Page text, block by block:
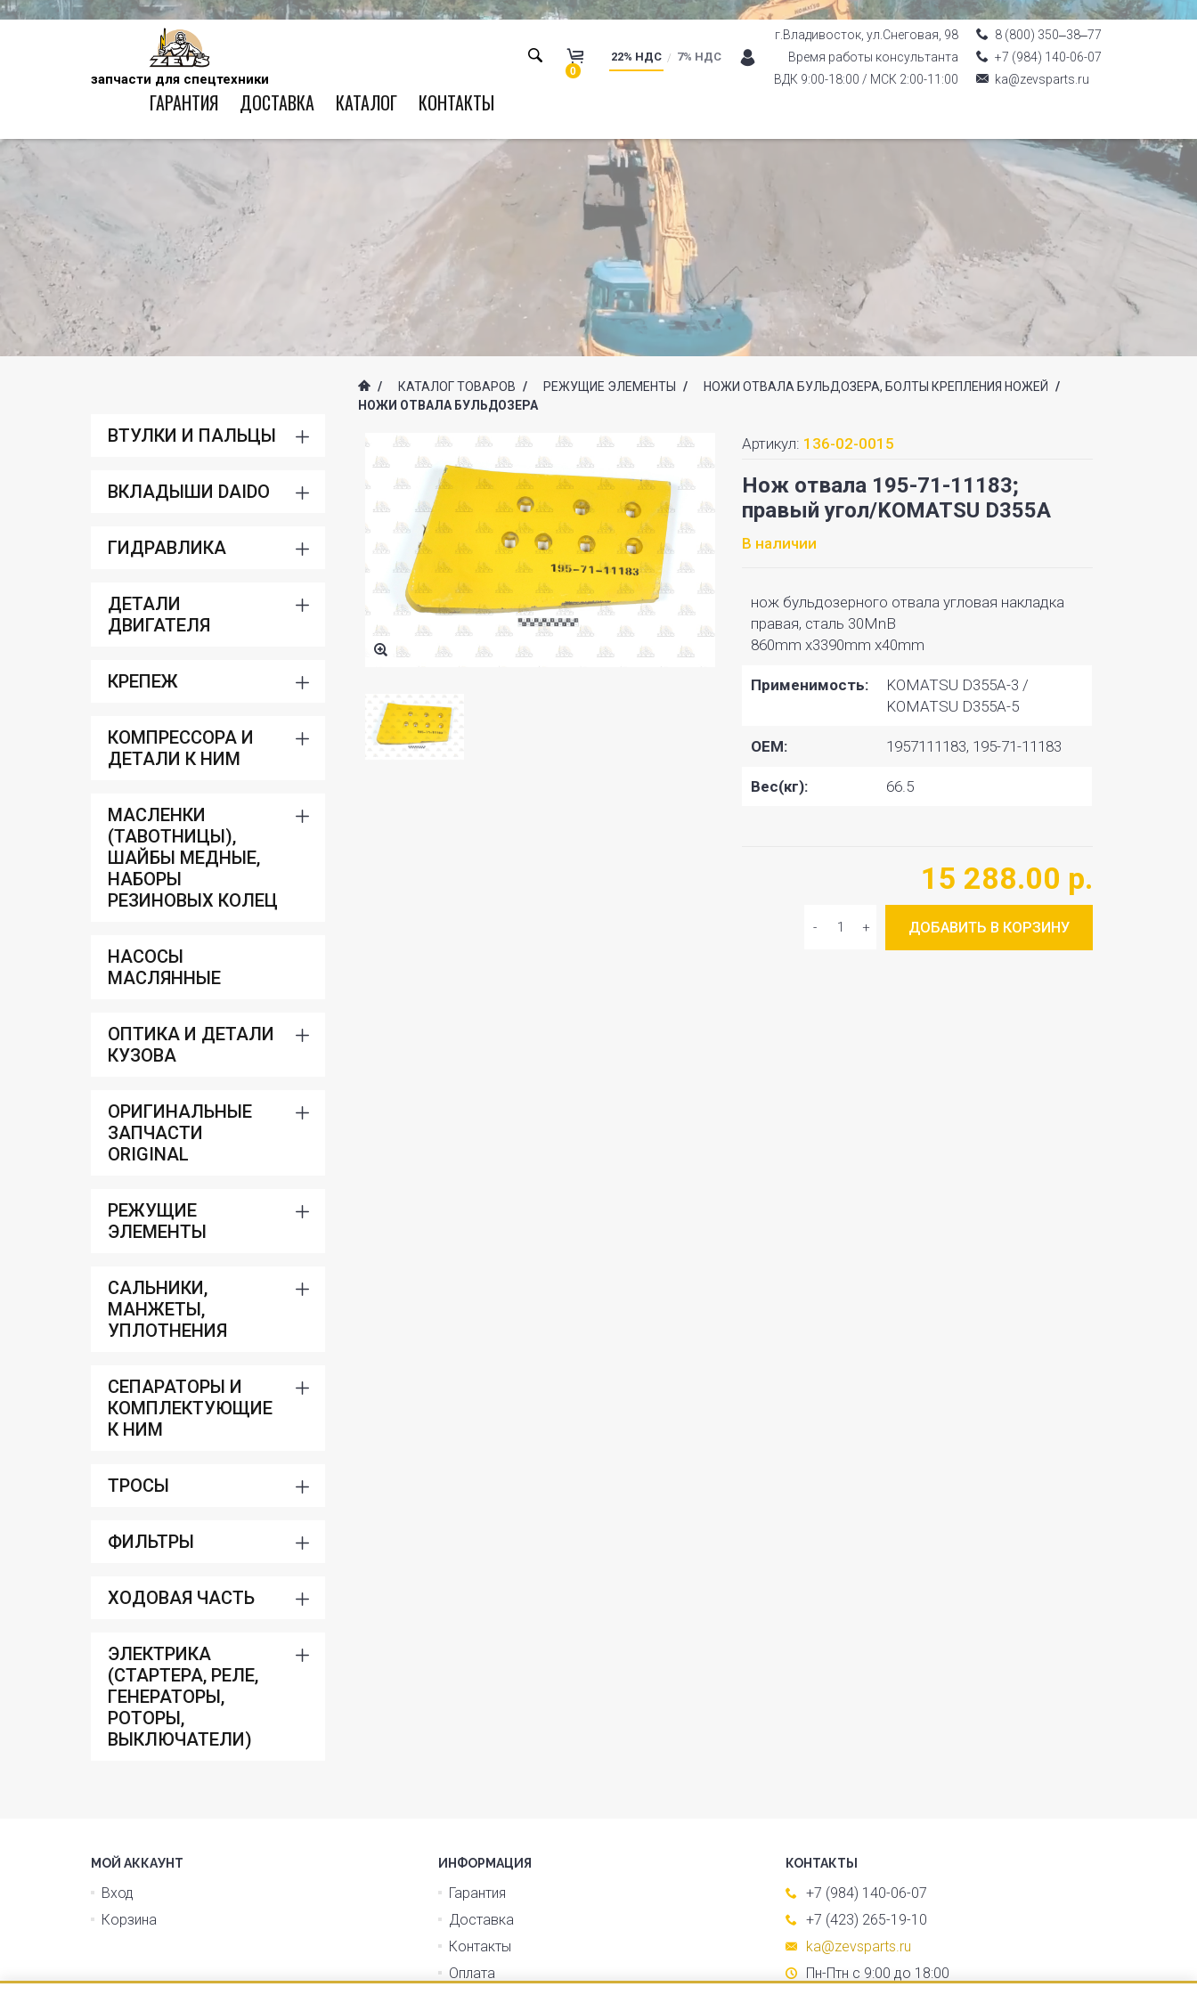
г.Владивосток, ул.Снеговая, 98
Время работы консультанта
ВДК 9:00-18:00 / МСК 2:00-11:00
8 (800) 350‒38‒77
+7 (984) 140-06-07
ka@zevsparts.ru
22% НДС 7% НДС
0
запчасти для спецтехники
ГАРАНТИЯ ДОСТАВКА КАТАЛОГ КОНТАКТЫ
ВТУЛКИ И ПАЛЬЦЫ
ВКЛАДЫШИ DAIDO
ГИДРАВЛИКА
ДЕТАЛИ
ДВИГАТЕЛЯ
КРЕПЕЖ
КОМПРЕССОРА И
ДЕТАЛИ К НИМ
МАСЛЕНКИ
(ТАВОТНИЦЫ),
ШАЙБЫ МЕДНЫЕ,
НАБОРЫ
РЕЗИНОВЫХ КОЛЕЦ
НАСОСЫ
МАСЛЯННЫЕ
ОПТИКА И ДЕТАЛИ
КУЗОВА
ОРИГИНАЛЬНЫЕ
ЗАПЧАСТИ
ORIGINAL
РЕЖУЩИЕ
ЭЛЕМЕНТЫ
САЛЬНИКИ,
МАНЖЕТЫ,
УПЛОТНЕНИЯ
СЕПАРАТОРЫ И
КОМПЛЕКТУЮЩИЕ
К НИМ
ТРОСЫ
ФИЛЬТРЫ
ХОДОВАЯ ЧАСТЬ
ЭЛЕКТРИКА
(СТАРТЕРА, РЕЛЕ,
ГЕНЕРАТОРЫ,
РОТОРЫ,
ВЫКЛЮЧАТЕЛИ)
/ КАТАЛОГ ТОВАРОВ / РЕЖУЩИЕ ЭЛЕМЕНТЫ / НОЖИ ОТВАЛА БУЛЬДОЗЕРА, БОЛТЫ КРЕПЛЕНИЯ НОЖЕЙ
/
НОЖИ ОТВАЛА БУЛЬДОЗЕРА
Артикул: 136-02-0015
Нож отвала 195-71-11183;
правый угол/KOMATSU D355A
В наличии
нож бульдозерного отвала угловая накладка
правая, сталь 30MnB
860mm x3390mm x40mm
Применимость:
KOMATSU D355A-3 /
KOMATSU D355A-5
OEM: 1957111183, 195-71-11183
Вес(кг): 66.5
15 288.00 р.
ДОБАВИТЬ В КОРЗИНУ
МОЙ АККАУНТ
Вход
Корзина
ИНФОРМАЦИЯ
Гарантия
Доставка
Контакты
Оплата
КОНТАКТЫ
+7 (984) 140-06-07
+7 (423) 265-19-10
ka@zevsparts.ru
Пн-Птн с 9:00 до 18:00